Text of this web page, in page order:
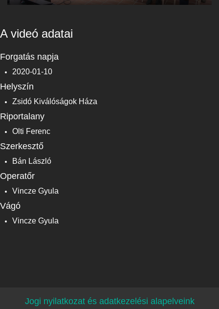
Play Mute
Enter
A videó adatai
Forgatás napja
2020-01-10
Helyszín
Zsidó Kiválóságok Háza
Riportalany
Olti Ferenc
Szerkesztő
Bán László
Operatőr
Vincze Gyula
Vágó
Vincze Gyula
Jogi nyilatkozat és adatkezelési alapelveink